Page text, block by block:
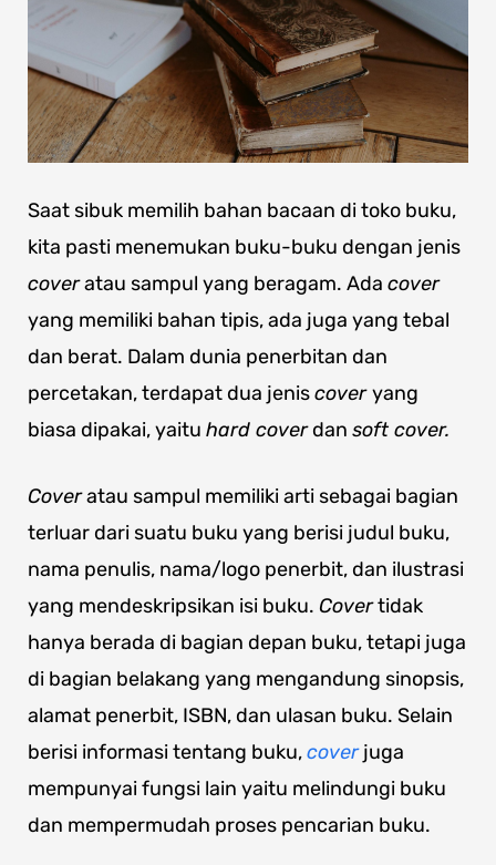
Saat sibuk memilih bahan bacaan di toko buku,
kita pasti menemukan buku-buku dengan jenis
coveratau sampul yang beragam. Ada cover
yang memiliki bahan tipis, ada juga yang tebal
dan berat. Dalam dunia penerbitan dan
percetakan, terdapat dua jeniscoveryang
biasa dipakai, yaitu hard coverdan soft cover.
Coveratau sampul memiliki arti sebagai bagian
terluar dari suatu buku yang berisi judul buku,
nama penulis, nama/logo penerbit, dan ilustrasi
yang mendeskripsikan isi buku. Covertidak
hanya berada di bagian depan buku, tetapi juga
di bagian belakang yang mengandung sinopsis,
alamat penerbit, ISBN, dan ulasan buku. Selain
berisi informasi tentang buku,coverjuga
mempunyai fungsi lain yaitu melindungi buku
dan mempermudah proses pencarian buku.